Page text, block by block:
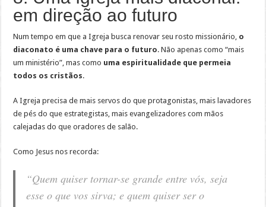
em direção ao futuro
Num tempo em que a Igreja busca renovar seu rosto missionário, o
diaconato é uma chave para o futuro. Não apenas como “mais
um ministério”, mas como uma espiritualidade que permeia
todos os cristãos.
A Igreja precisa de mais servos do que protagonistas, mais lavadores
de pés do que estrategistas, mais evangelizadores com mãos
calejadas do que oradores de salão.
Como Jesus nos recorda:
“Quem quiser tornar-se grande entre vós, seja
esse o que vos sirva; e quem quiser ser o